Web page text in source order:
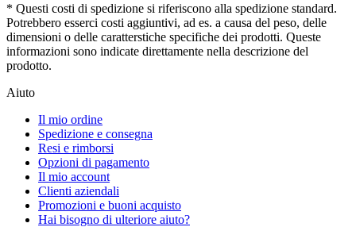
* Questi costi di spedizione si riferiscono alla spedizione standard.
Potrebbero esserci costi aggiuntivi, ad es. a causa del peso, delle
dimensioni o delle caratterstiche specifiche dei prodotti. Queste
informazioni sono indicate direttamente nella descrizione del
prodotto.
Aiuto
Il mio ordine
Spedizione e consegna
Resi e rimborsi
Opzioni di pagamento
Il mio account
Clienti aziendali
Promozioni e buoni acquisto
Hai bisogno di ulteriore aiuto?